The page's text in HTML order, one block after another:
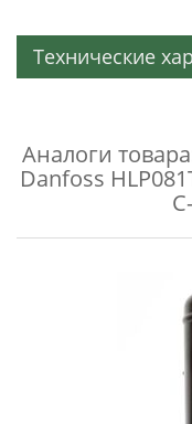
Технические
Аналоги
Danfoss